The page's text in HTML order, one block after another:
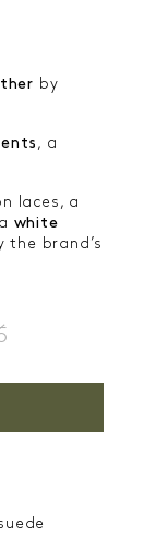
by
, a
laces, a
white
the brand’s